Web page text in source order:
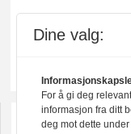
Dine valg:
For å gi deg
informasjon fra ditt
deg mot dette